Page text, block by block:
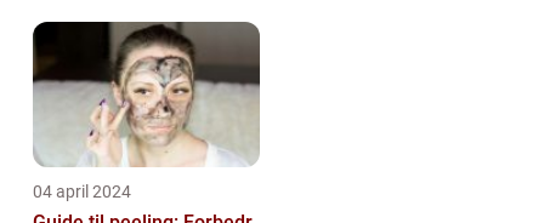
04 april 2024